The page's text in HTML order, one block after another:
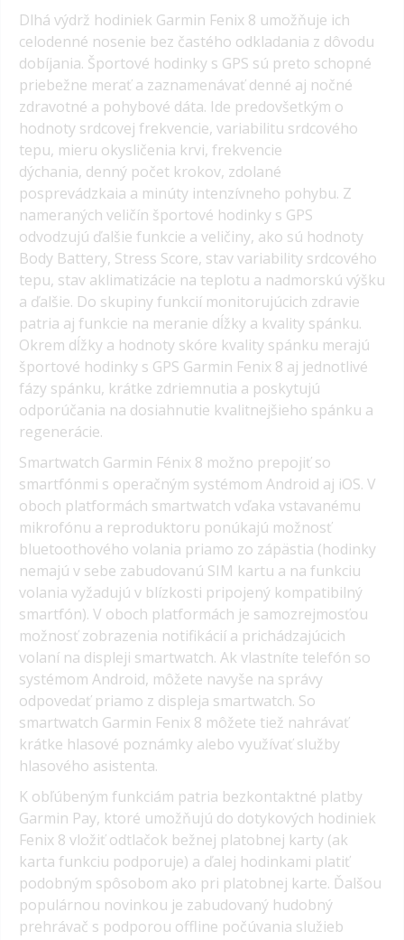
Dlhá výdrž hodiniek Garmin Fenix 8 umožňuje ich
celodenné nosenie bez častého odkladania z dôvodu
dobíjania. Športové hodinky s GPS sú preto schopné
priebežne merať a zaznamenávať denné aj nočné
zdravotné a pohybové dáta. Ide predovšetkým o
hodnoty srdcovej frekvencie, variabilitu srdcového
tepu, mieru okysličenia krvi, frekvencie
dýchania, denný počet krokov, zdolané
posprevádzkaia a minúty intenzívneho pohybu. Z
nameraných veličín športové hodinky s GPS
odvodzujú ďalšie funkcie a veličiny, ako sú hodnoty
Body Battery, Stress Score, stav variability srdcového
tepu, stav aklimatizácie na teplotu a nadmorskú výšku
a ďalšie. Do skupiny funkcií monitorujúcich zdravie
patria aj funkcie na meranie dĺžky a kvality spánku.
Okrem dĺžky a hodnoty skóre kvality spánku merajú
športové hodinky s GPS Garmin Fenix 8 aj jednotlivé
fázy spánku, krátke zdriemnutia a poskytujú
odporúčania na dosiahnutie kvalitnejšieho spánku a
regenerácie.
Smartwatch Garmin Fénix 8 možno prepojiť so
smartfónmi s operačným systémom Android aj iOS. V
oboch platformách smartwatch vďaka vstavanému
mikrofónu a reproduktoru ponúkajú možnosť
bluetoothového volania priamo zo zápästia (hodinky
nemajú v sebe zabudovanú SIM kartu a na funkciu
volania vyžadujú v blízkosti pripojený kompatibilný
smartfón). V oboch platformách je samozrejmosťou
možnosť zobrazenia notifikácií a prichádzajúcich
volaní na displeji smartwatch. Ak vlastníte telefón so
systémom Android, môžete navyše na správy
odpovedať priamo z displeja smartwatch. So
smartwatch Garmin Fenix 8 môžete tiež nahrávať
krátke hlasové poznámky alebo využívať služby
hlasového asistenta.
K obľúbeným funkciám patria bezkontaktné platby
Garmin Pay, ktoré umožňujú do dotykových hodiniek
Fenix 8 vložiť odtlačok bežnej platobnej karty (ak
karta funkciu podporuje) a ďalej hodinkami platiť
podobným spôsobom ako pri platobnej karte. Ďalšou
populárnou novinkou je zabudovaný hudobný
prehrávač s podporou offline počúvania služieb